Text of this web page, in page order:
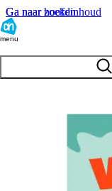
Ga naar hoofdinhoud
Ga naar zoeken
menu